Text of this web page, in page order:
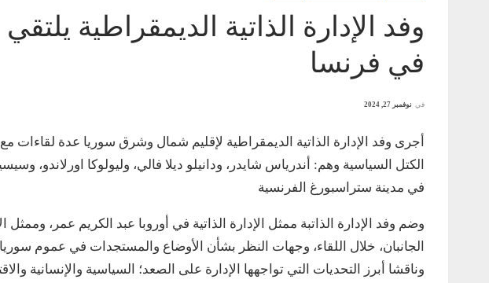
وفد الإدارة الذاتية الديمقراطية
في فرنسا
في نوفمبر 27, 2024
أجرى وفد الإدارة الذاتية الديمقراطية لإقليم شمال وشرق سوريا عدة لقاءات
الكتل السياسية وهم: أندرياس شايدر، ودانيلو ديلا فالي، وليولوكا اورلاندو،
في مدينة ستراسبورغ الفرنسية
وضم وفد الإدارة الذاتبة ممثل الإدارة الذاتية في أوروبا عبد الكريم عمر،
الجانبان، خلال اللقاء، وجهات النظر بشأن الأوضاع والمستجدات في عموم
وناقشا أبرز التحديات التي تواجهها الإدارة على الصعد؛ السياسية والإنسانية